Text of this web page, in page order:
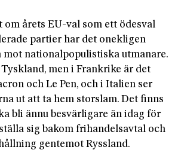
om årets EU-val som ett ödesval
partier har det onekligen
mot nationalpopulistiska utmanare.
men i Frankrike är det
och Le Pen, och i Italien ser
ut att ta hem storslam. Det finns
bli ännu besvärligare än idag för
sig bakom frihandelsavtal och
gentemot Ryssland.